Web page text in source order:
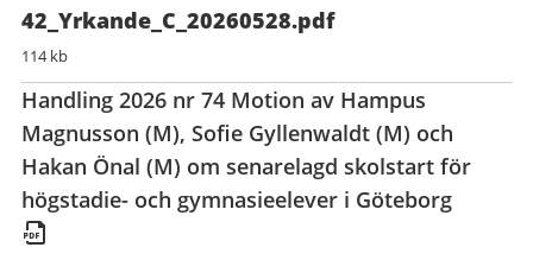
42_Yrkande_C_20260528.pdf
114 kb
Handling 2026 nr 74 Motion av Hampus
Magnusson (M), Sofie Gyllenwaldt (M) och
Hakan Önal (M) om senarelagd skolstart för
högstadie- och gymnasieelever i Göteborg